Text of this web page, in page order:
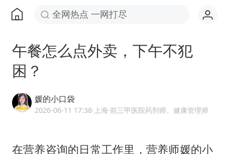
全网热点 一网打尽
午餐怎么点外卖，下午不犯
困？
媛的小口袋
2026-06-11 17:38·上海·前三甲医院药剂师、健康管理师
在营养咨询的日常工作里，营养师媛的小